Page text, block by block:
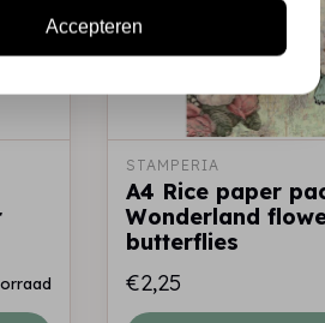
STAMPERIA
A4 Rice paper
Wonderland
butterflies
€2,25
Accepteren